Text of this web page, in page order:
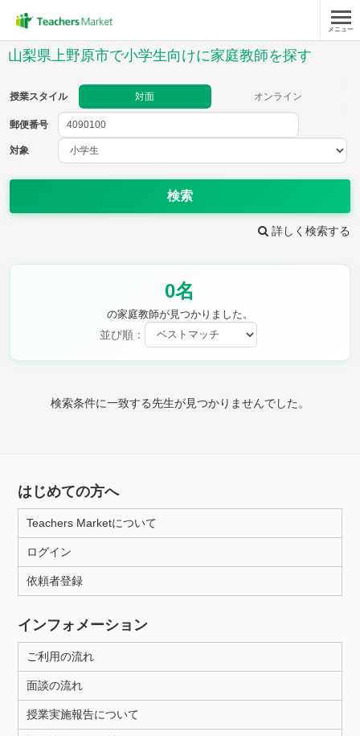
メニュー
山梨県上野原市で小学生向けに家庭教師を探す
授業スタイル 対面 オンライン
郵便番号
対象
検索
詳しく検索する
0名
の家庭教師が見つかりました。
並び順：
検索条件に一致する先生が見つかりませんでした。
郵便番号
教科
理科
保健・体育 図画工作 書写
月曜日 火曜日
所属大学
距離：15km以内
年齢：18-101歳
はじめての方へ
Teachers Marketについて
ログイン
依頼者登録
インフォメーション
ご利用の流れ
面談の流れ
授業実施報告について